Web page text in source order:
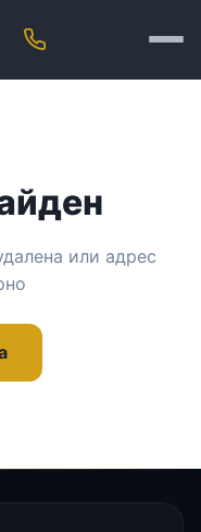
или адрес